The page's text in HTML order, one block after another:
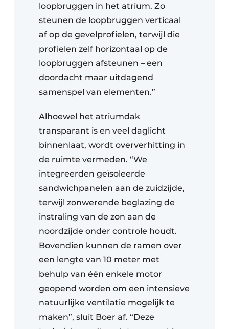
loopbruggen in het atrium. Zo
steunen de loopbruggen verticaal
af op de gevelprofielen, terwijl die
profielen zelf horizontaal op de
loopbruggen afsteunen – een
doordacht maar uitdagend
samenspel van elementen.”
Alhoewel het atriumdak
transparant is en veel daglicht
binnenlaat, wordt oververhitting in
de ruimte vermeden. “We
integreerden geïsoleerde
sandwichpanelen aan de zuidzijde,
terwijl zonwerende beglazing de
instraling van de zon aan de
noordzijde onder controle houdt.
Bovendien kunnen de ramen over
een lengte van 10 meter met
behulp van één enkele motor
geopend worden om een intensieve
natuurlijke ventilatie mogelijk te
maken”, sluit Boer af. “Deze